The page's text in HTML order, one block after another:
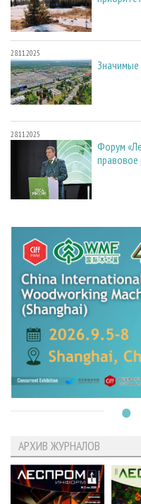
28.11.2025
Значимые
28.11.2025
Форум
правовое
АРХИВ ЖУРНАЛОВ